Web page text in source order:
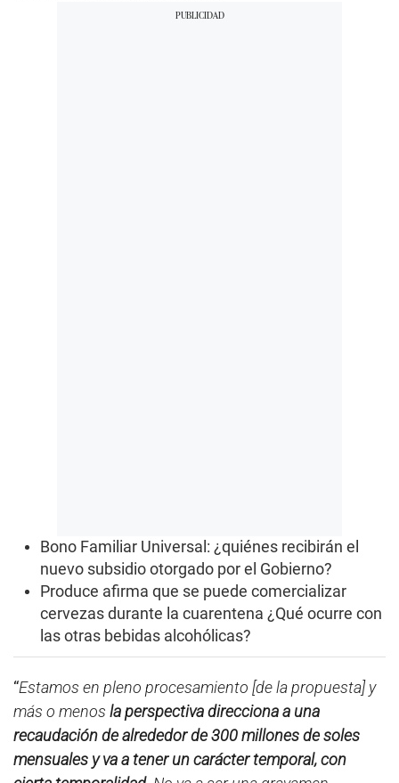
Bono Familiar Universal: ¿quiénes recibirán el
nuevo subsidio otorgado por el Gobierno?
Produce afirma que se puede comercializar
cervezas durante la cuarentena ¿Qué ocurre con
las otras bebidas alcohólicas?
“Estamos en pleno procesamiento [de la propuesta] y
más o menos la perspectiva direcciona a una
recaudación de alrededor de 300 millones de soles
mensuales y va a tener un carácter temporal, con